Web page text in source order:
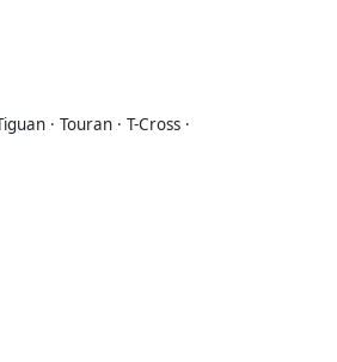
· Touran · T-Cross ·